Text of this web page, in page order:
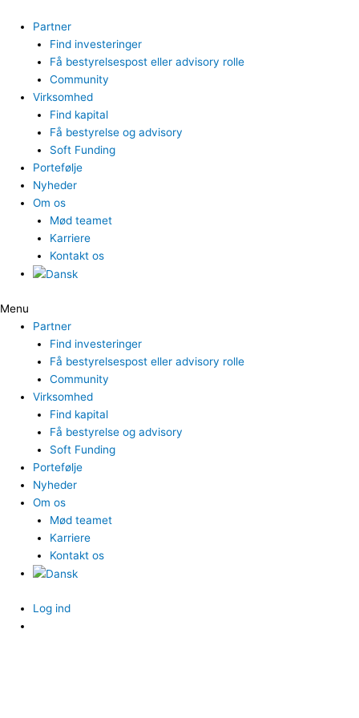
indholdet
Partner
Find investeringer
Få bestyrelsespost eller advisory rolle
Community
Virksomhed
Find kapital
Få bestyrelse og advisory
Soft Funding
Portefølje
Nyheder
Om os
Mød teamet
Karriere
Kontakt os
Menu
Partner
Find investeringer
Få bestyrelsespost eller advisory rolle
Community
Virksomhed
Find kapital
Få bestyrelse og advisory
Soft Funding
Portefølje
Nyheder
Om os
Mød teamet
Karriere
Kontakt os
Log ind